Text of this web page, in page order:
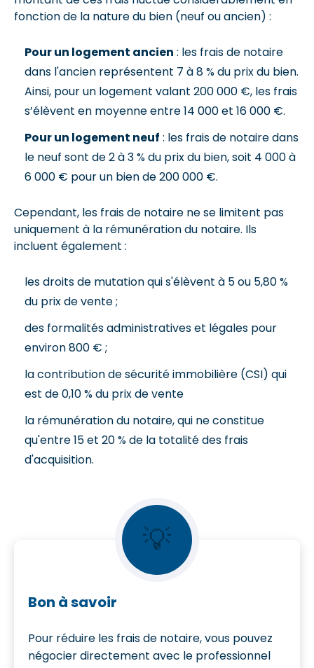
fonction de la nature du bien (neuf ou ancien) :
Pour un logement ancien : les frais de notaire
dans l'ancien représentent 7 à 8 % du prix du bien.
Ainsi, pour un logement valant 200 000 €, les frais
s’élèvent en moyenne entre 14 000 et 16 000 €.
Pour un logement neuf : les frais de notaire dans
le neuf sont de 2 à 3 % du prix du bien, soit 4 000 à
6 000 € pour un bien de 200 000 €.
Cependant, les frais de notaire ne se limitent pas
uniquement à la rémunération du notaire. Ils
incluent également :
les droits de mutation qui s'élèvent à 5 ou 5,80 %
du prix de vente ;
des formalités administratives et légales pour
environ 800 € ;
la contribution de sécurité immobilière (CSI) qui
est de 0,10 % du prix de vente
la rémunération du notaire, qui ne constitue
qu'entre 15 et 20 % de la totalité des frais
d'acquisition.
💡
Bon à savoir
Pour réduire les frais de notaire, vous pouvez
négocier directement avec le professionnel